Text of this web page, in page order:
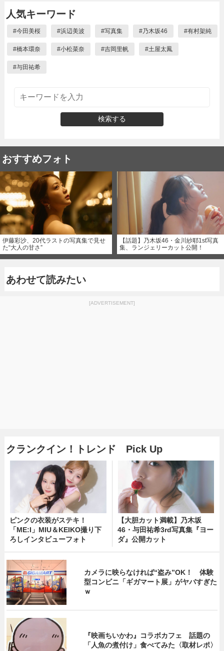
人気キーワード
#今田美桜 #浜辺美波 #写真集 #乃木坂46 #有村架純
#橋本環奈 #小松菜奈 #吉岡里帆 #土屋太鳳
#与田祐希
検索する
おすすめフォト
伊藤彩沙、20代ラストの写真集で見せ
た“大人の甘さ”
【話題】乃木坂46・金川紗耶1st写真
集、ランジェリーカット公開！
あわせて読みたい
[ADVERTISEMENT]
クランクイン！トレンド Pick Up
ピンクの衣装がステキ！
「ME:I」MIU＆KEIKO撮り下
ろしインタビューフォト
【大胆カット満載】乃木坂
46・与田祐希3rd写真集『ヨー
ダ』公開カット
カメラに映らなければ“盗み”OK！ 体験
型コンビニ「ギガマート展」がヤバすぎた
ｗ
『映画ちいかわ』コラボカフェ 話題の
「人魚の煮付け」食べてみた〈取材レポ〉